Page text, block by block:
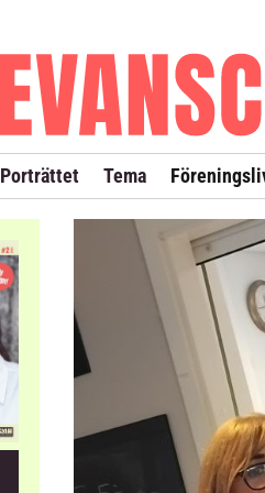
Porträttet Tema
TIDIGARE NUMMER